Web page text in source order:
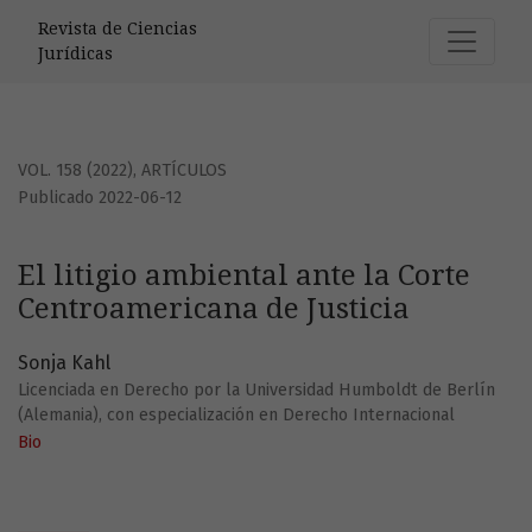
Revista de Ciencias
Jurídicas
VOL. 158 (2022), ARTÍCULOS
El litigio ambiental ante la Corte
Centroamericana de Justicia
Publicado 2022-06-12
Sonja Kahl
Licenciada en Derecho por la Universidad Humboldt de Berlín
(Alemania), con especialización en Derecho Internacional
Bio